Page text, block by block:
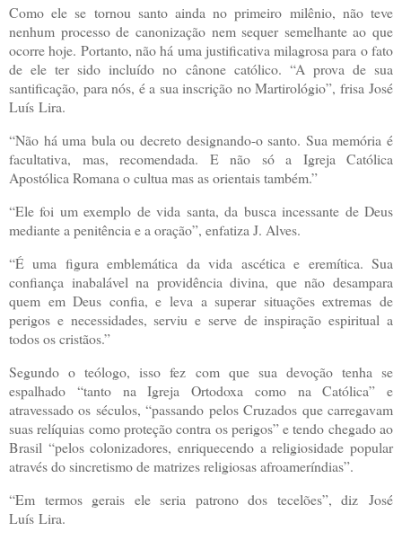
Como ele se tornou santo ainda no primeiro milênio, não teve
nenhum processo de canonização nem sequer semelhante ao que
ocorre hoje. Portanto, não há uma justificativa milagrosa para o fato
de ele ter sido incluído no cânone católico. “A prova de sua
santificação, para nós, é a sua inscrição no Martirológio”, frisa José
Luís Lira.
“Não há uma bula ou decreto designando-o santo. Sua memória é
facultativa, mas, recomendada. E não só a Igreja Católica
Apostólica Romana o cultua mas as orientais também.”
“Ele foi um exemplo de vida santa, da busca incessante de Deus
mediante a penitência e a oração”, enfatiza J. Alves.
“É uma figura emblemática da vida ascética e eremítica. Sua
confiança inabalável na providência divina, que não desampara
quem em Deus confia, e leva a superar situações extremas de
perigos e necessidades, serviu e serve de inspiração espiritual a
todos os cristãos.”
Segundo o teólogo, isso fez com que sua devoção tenha se
espalhado “tanto na Igreja Ortodoxa como na Católica” e
atravessado os séculos, “passando pelos Cruzados que carregavam
suas relíquias como proteção contra os perigos” e tendo chegado ao
Brasil “pelos colonizadores, enriquecendo a religiosidade popular
através do sincretismo de matrizes religiosas afroameríndias”.
“Em termos gerais ele seria patrono dos tecelões”, diz José
Luís Lira.